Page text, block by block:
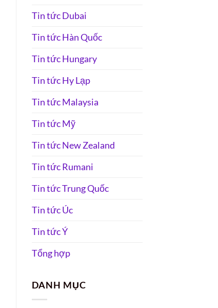
Tin tức Dubai
Tin tức Hàn Quốc
Tin tức Hungary
Tin tức Hy Lạp
Tin tức Malaysia
Tin tức Mỹ
Tin tức New Zealand
Tin tức Rumani
Tin tức Trung Quốc
Tin tức Úc
Tin tức Ý
Tổng hợp
DANH MỤC